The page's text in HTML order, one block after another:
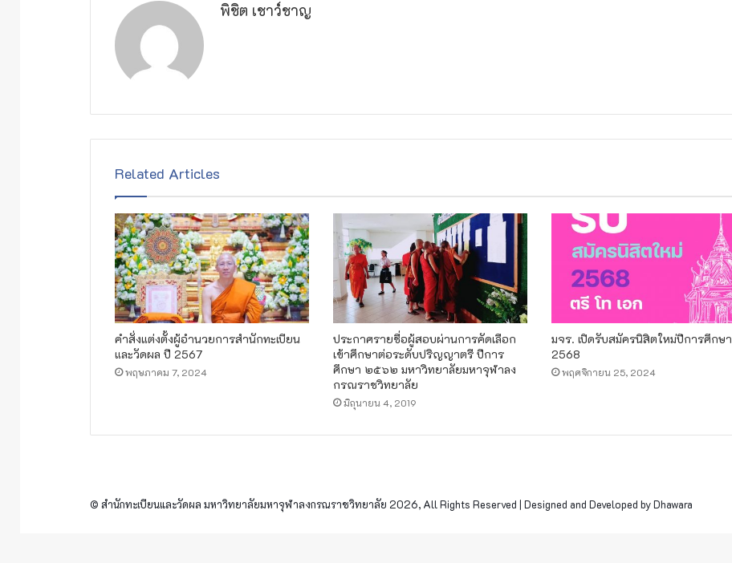
พิชิต เชาว์ชาญ
Related Articles
คำสั่งแต่งตั้งผู้อำนวยการสำนักทะเบียน
และวัดผล ปี 2567
พฤษภาคม 7, 2024
ประกาศรายชื่อผู้สอบผ่านการคัดเลือก
เข้าศึกษาต่อระดับปริญญาตรี ปีการ
ศึกษา ๒๕๖๒ มหาวิทยาลัยมหาจุฬาลง
กรณราชวิทยาลัย
มิถุนายน 4, 2019
มจร. เปิดรับสมัครนิสิตใหม่ปีการศึกษา
2568
พฤศจิกายน 25, 2024
© สำนักทะเบียนและวัดผล มหาวิทยาลัยมหาจุฬาลงกรณราชวิทยาลัย 2026, All Rights Reserved | Designed and Developed by Dhawara